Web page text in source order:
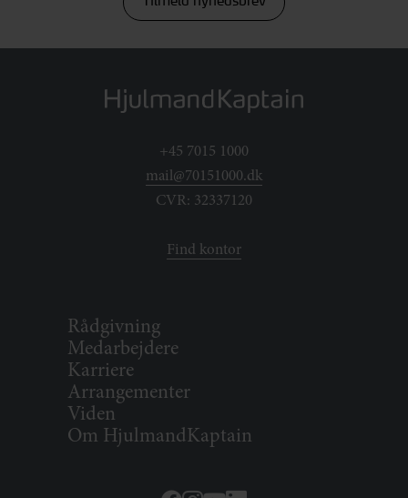
+45 7015 1000
mail@70151000.dk
CVR: 32337120
Find kontor
Rådgivning
Medarbejdere
Karriere
Arrangementer
Viden
Om HjulmandKaptain